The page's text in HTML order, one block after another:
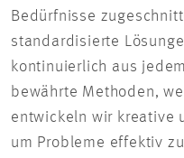
Bedürfnisse
standardisierte
kontinuierlich aus
bewährte Methoden,
entwickeln wir kreative
um Probleme effektiv